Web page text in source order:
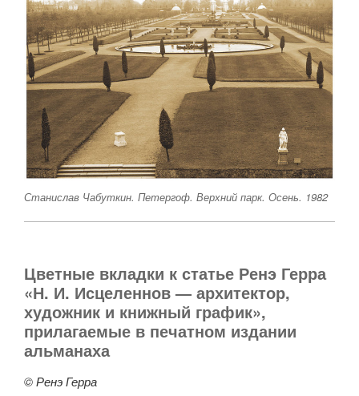
Станислав Чабуткин. Петергоф. Верхний парк. Осень. 1982
Цветные вкладки к статье Ренэ Герра
«Н. И. Исцеленнов — архитектор,
художник и книжный график»,
прилагаемые в печатном издании
альманаха
© Ренэ Герра